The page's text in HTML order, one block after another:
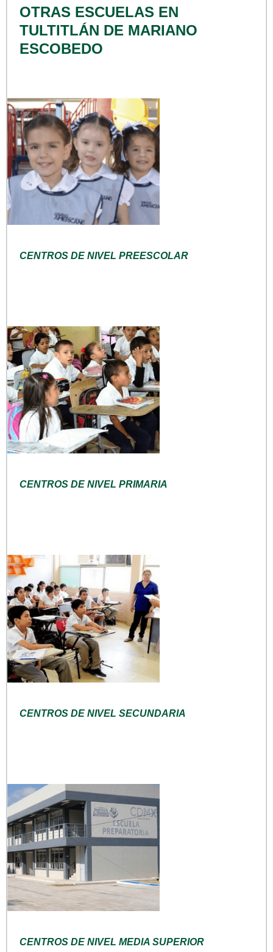
OTRAS ESCUELAS EN
TULTITLÁN DE MARIANO
ESCOBEDO
CENTROS DE NIVEL PREESCOLAR
CENTROS DE NIVEL PRIMARIA
CENTROS DE NIVEL SECUNDARIA
CENTROS DE NIVEL MEDIA SUPERIOR